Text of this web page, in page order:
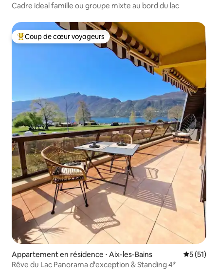
Cadre ideal famille ou groupe mixte au bord du lac
Coups de cœur voyageurs les plus appréciés
Coup de cœur voyageurs
Appartement en résidence ⋅ Aix-les-Bains
5 (51)
Rêve du Lac Panorama d'exception & Standing 4*